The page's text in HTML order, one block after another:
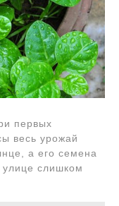
первых
весь урожай
а его семена
улице слишком